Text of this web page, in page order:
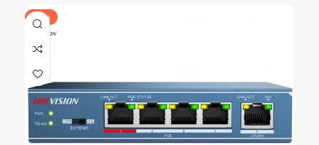
-35%